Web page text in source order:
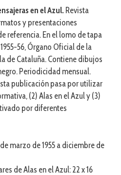
en el Azul. Revista
y presentaciones
referencia. En el lomo de tapa
56, Órgano Oficial de la
de Cataluña. Contiene dibujos
Periodicidad mensual.
publicación pasa por utilizar
(2) Alas en el Azul y (3)
por diferentes
marzo de 1955 a diciembre de
de Alas en el Azul: 22 x 16